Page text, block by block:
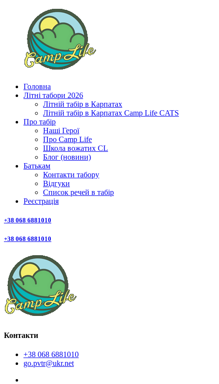
Головна
Літні табори 2026
Літній табір в Карпатах
Літній табір в Карпатах Сamp Life CATS
Про табір
Наші Герої
Про Camp Life
Школа вожатих CL
Блог (новини)
Батькам
Контакти табору
Відгуки
Список речей в табір
Реєстрація
+38 068 6881010
+38 068 6881010
Контакти
+38 068 6881010
go.pvtr@ukr.net